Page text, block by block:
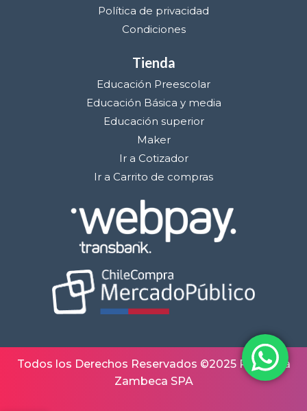
Política de privacidad
Condiciones
Tienda
Educación Preescolar
Educación Básica y media
Educación superior
Maker
Ir a Cotizador
Ir a Carrito de compras
Todos los Derechos Reservados ©2025 Robótica
Zambeca SPA